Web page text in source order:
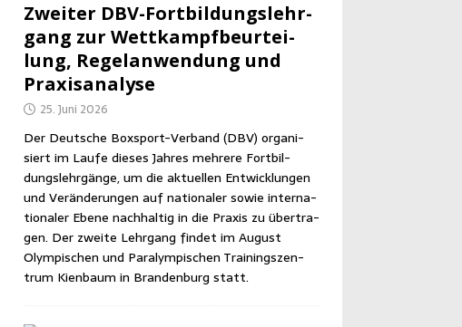
Zwei­ter DBV-Fort­bil­dungs­lehr­
gang zur Wett­kampf­be­ur­tei­
lung, Regel­an­wen­dung und
Praxisanalyse
25. Juni 2026
Der Deut­sche Box­sport-Ver­band (DBV) orga­ni­
siert im Lau­fe die­ses Jah­res meh­re­re Fort­bil­
dungs­lehr­gän­ge, um die aktu­el­len Ent­wick­lun­gen
und Ver­än­de­run­gen auf natio­na­ler sowie inter­na­
tio­na­ler Ebe­ne nach­hal­tig in die Pra­xis zu über­tra­
gen. Der zwei­te Lehr­gang fin­det im August
Olym­pi­schen und Para­lym­pi­schen Trai­nings­zen­
trum Kien­baum in Bran­den­burg statt.